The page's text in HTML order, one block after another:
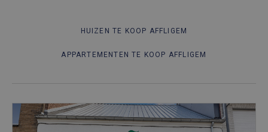
HUIZEN TE KOOP AFFLIGEM
APPARTEMENTEN TE KOOP AFFLIGEM